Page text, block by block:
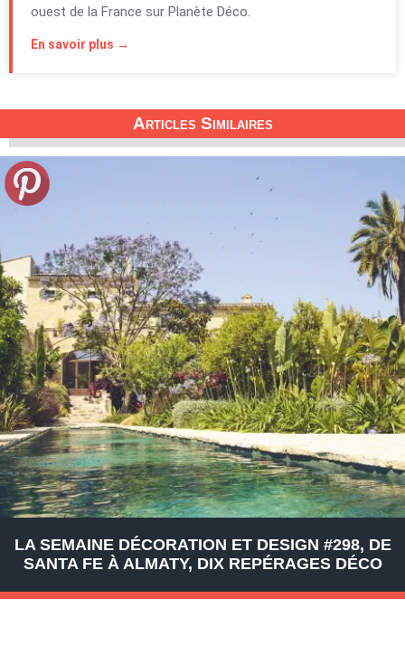
ouest de la France sur Planète Déco.
En savoir plus →
Articles Similaires
LA SEMAINE DÉCORATION ET DESIGN #298, DE
SANTA FE À ALMATY, DIX REPÉRAGES DÉCO